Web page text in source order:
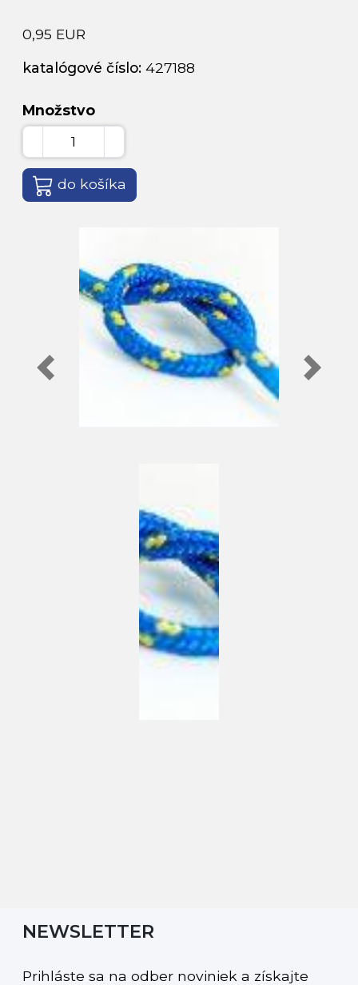
0,95 EUR
katalógové číslo: 427188
Množstvo
do košíka
NEWSLETTER
Prihláste sa na odber noviniek a získajte